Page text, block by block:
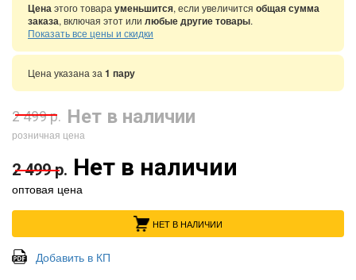
Ценаэтого товара уменьшится, если увеличится общая сумма
заказа, включая этот или любые другие товары.
Показать все цены и скидки
Цена указана за 1 пару
2 499 р. Нет в наличии
розничная цена
2 499 р. Нет в наличии
оптовая цена
НЕТ В НАЛИЧИИ
Добавить в КП